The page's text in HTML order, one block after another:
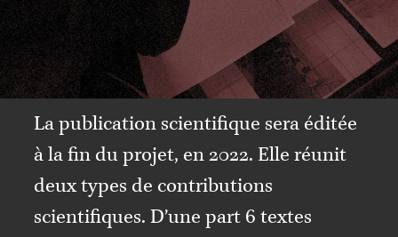
La publication scientifique sera éditée
à la fin du projet, en 2022. Elle réunit
deux types de contributions
scientifiques. D’une part 6 textes